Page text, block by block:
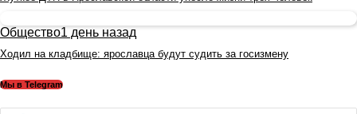
Общество1 день назад
Ходил на кладбище: ярославца будут судить за госизмену
Мы в Telegram